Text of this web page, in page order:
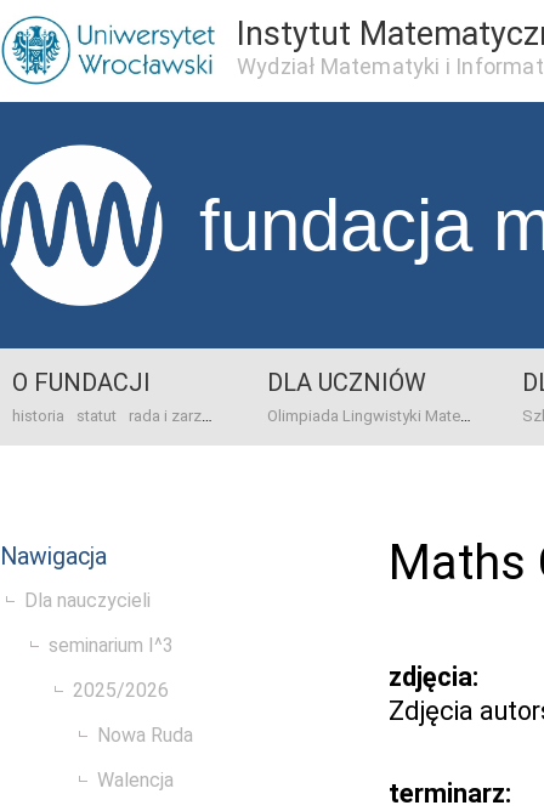
Instytut
Wydział Matematyki i
fundacja
O FUNDACJI
historia statut rada i zarząd dane bankowo-adresowe kontakt
DLA UCZNIÓW
Olimpiada Lingwistyki Matematycznej
Nawigacja
Dla nauczycieli
seminarium I^3
2025/2026
Nowa Ruda
Walencja
Maths
zdjęcia:
Zdjęcia
terminarz: